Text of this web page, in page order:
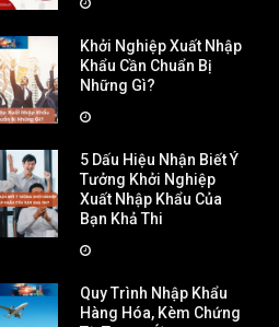
Khởi Nghiệp Xuất Nhập
Khẩu Cần Chuẩn Bị
Những Gì?
5 Dấu Hiệu Nhận Biết Ý
Tưởng Khởi Nghiệp
Xuất Nhập Khẩu Của
Bạn Khả Thi
Quy Trình Nhập Khẩu
Hàng Hóa, Kèm Chứng